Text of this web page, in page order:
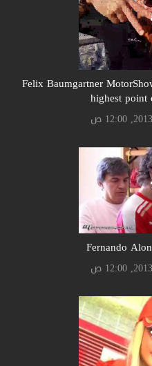
Felix Baumgartner
highest
Fernando